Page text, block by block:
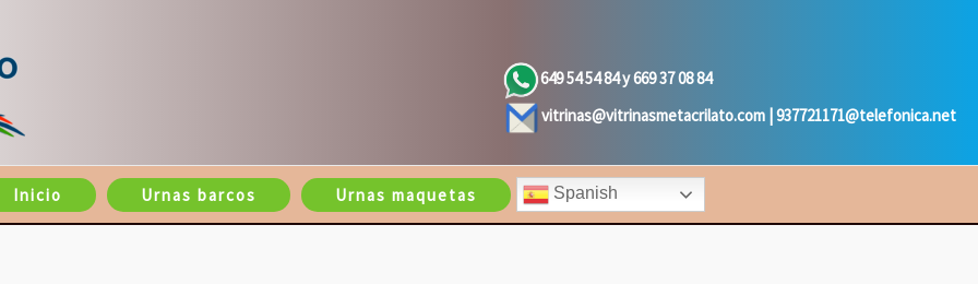
649 54 54 84 y 669 37 08 84
vitrinas@vitrinasmetacrilato.com | 937721171@telefonica.net
Inicio Urnas barcos Urnas maquetas Spanish